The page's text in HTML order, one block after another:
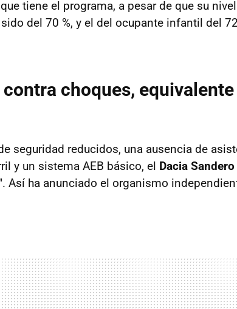
tiene el programa, a pesar de que su
del 70 %, y el del ocupante infantil del
choques,
seguridad reducidos, una ausencia de
y un sistema AEB básico, el Dacia
Así ha anunciado el organismo